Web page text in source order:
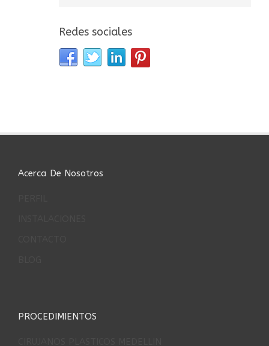
Redes sociales
Acerca De Nosotros
PROCEDIMIENTOS